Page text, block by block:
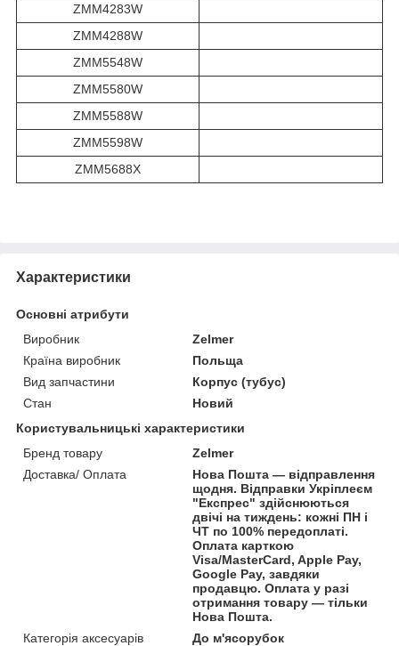
ZMM4283W
ZMM4288W
ZMM5548W
ZMM5580W
ZMM5588W
ZMM5598W
ZMM5688X
Характеристики
Основні атрибути
Виробник
Zelmer
Країна виробник
Польща
Вид запчастини
Корпус (тубус)
Стан
Новий
Користувальницькі характеристики
Бренд товару
Zelmer
Доставка/ Оплата
Нова Пошта — відправлення
щодня. Відправки Укріплеєм
"Експрес" здійснюються
двічі на тиждень: кожні ПН і
ЧТ по 100% передоплаті.
Оплата карткою
Visa/MasterCard, Apple Pay,
Google Pay, завдяки
продавцю. Оплата у разі
отримання товару — тільки
Нова Пошта.
Категорія аксесуарів
До м'ясорубок